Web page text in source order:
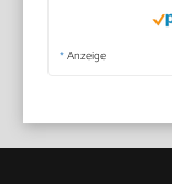
* Anzeige